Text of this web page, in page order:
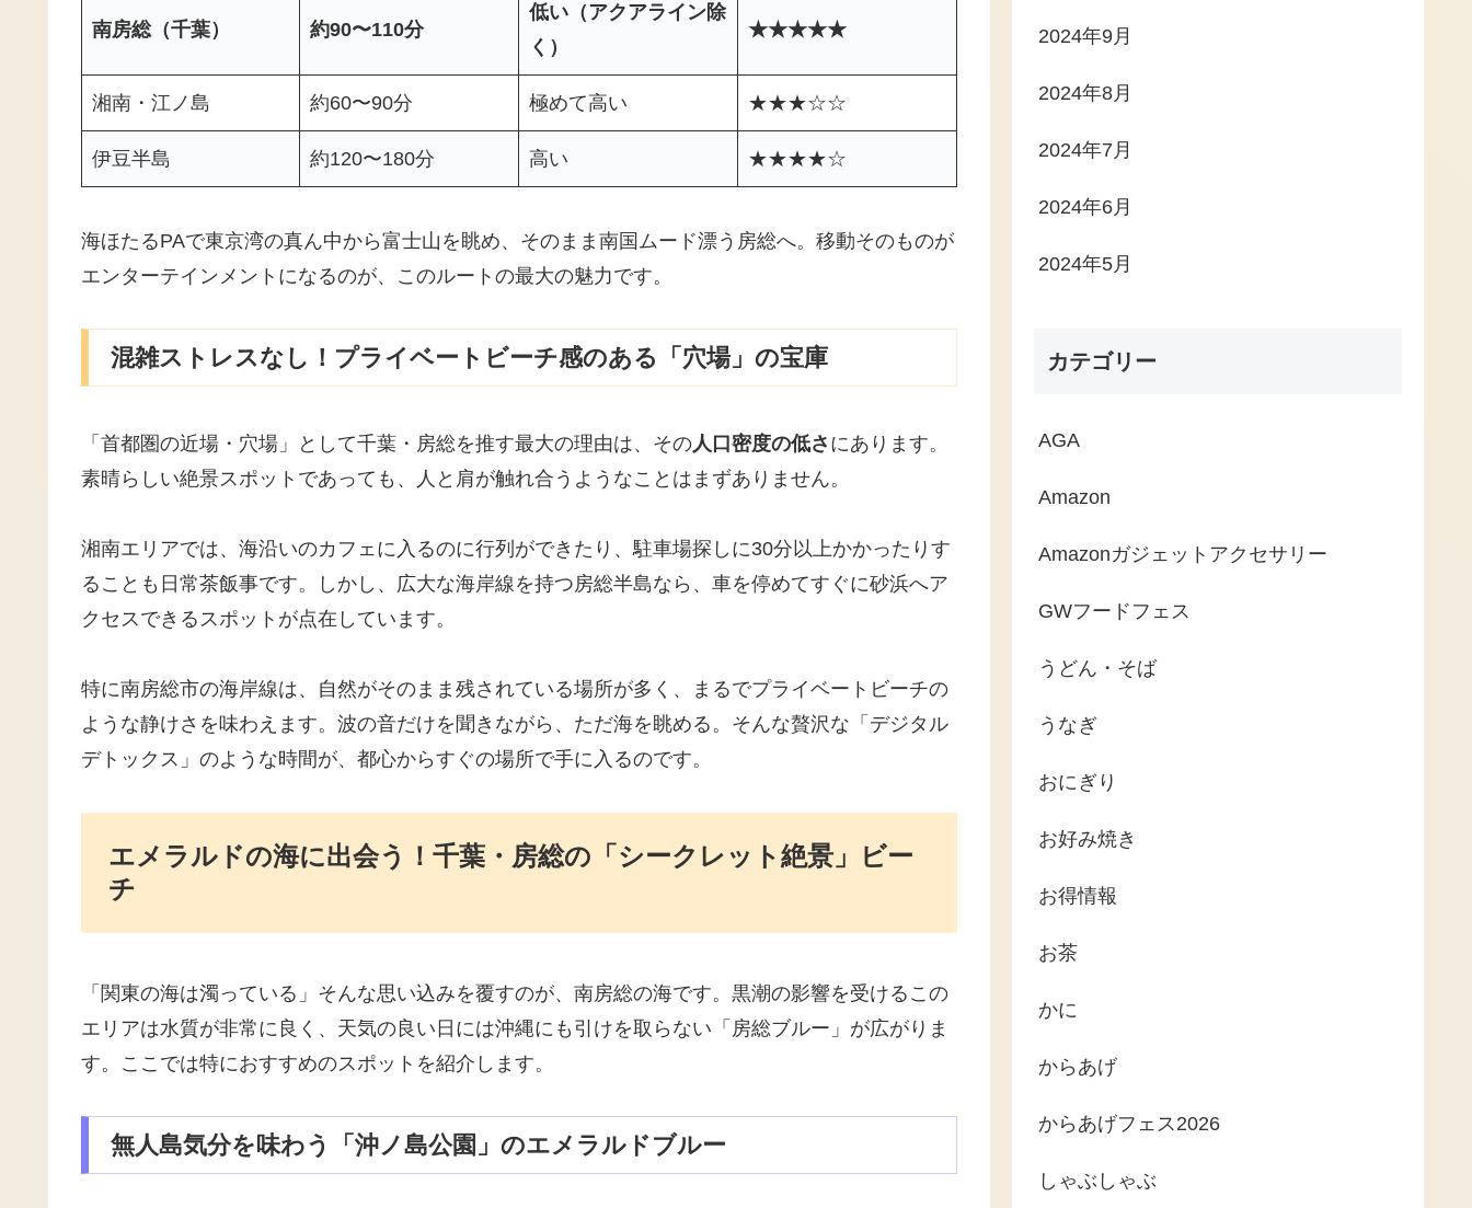
南房総（千葉） 約90〜110分
低い（アクアライン除
く）
★★★★★
湘南・江ノ島 約60〜90分 極めて高い ★★★☆☆
伊豆半島 約120〜180分 高い ★★★★☆
海ほたるPAで東京湾の真ん中から富士山を眺め、そのまま南国ムード漂う房総へ。移動そのものが
エンターテインメントになるのが、このルートの最大の魅力です。
混雑ストレスなし！プライベートビーチ感のある「穴場」の宝庫
「首都圏の近場・穴場」として千葉・房総を推す最大の理由は、その人口密度の低さ にあります。
素晴らしい絶景スポットであっても、人と肩が触れ合うようなことはまずありません。
湘南エリアでは、海沿いのカフェに入るのに行列ができたり、駐車場探しに30分以上かかったりす
ることも日常茶飯事です。しかし、広大な海岸線を持つ房総半島なら、車を停めてすぐに砂浜へア
クセスできるスポットが点在しています。
特に南房総市の海岸線は、自然がそのまま残されている場所が多く、まるでプライベートビーチの
ような静けさを味わえます。波の音だけを聞きながら、ただ海を眺める。そんな贅沢な「デジタル
デトックス」のような時間が、都心からすぐの場所で手に入るのです。
エメラルドの海に出会う！千葉・房総の「シークレット絶景」ビー
チ
「関東の海は濁っている」そんな思い込みを覆すのが、南房総の海です。黒潮の影響を受けるこの
エリアは水質が非常に良く、天気の良い日には沖縄にも引けを取らない「房総ブルー」が広がりま
す。ここでは特におすすめのスポットを紹介します。
無人島気分を味わう「沖ノ島公園」のエメラルドブルー
2024年9月
2024年8月
2024年7月
2024年6月
2024年5月
カテゴリー
AGA
Amazon
Amazonガジェットアクセサリー
GWフードフェス
うどん・そば
うなぎ
おにぎり
お好み焼き
お得情報
お茶
かに
からあげ
からあげフェス2026
しゃぶしゃぶ